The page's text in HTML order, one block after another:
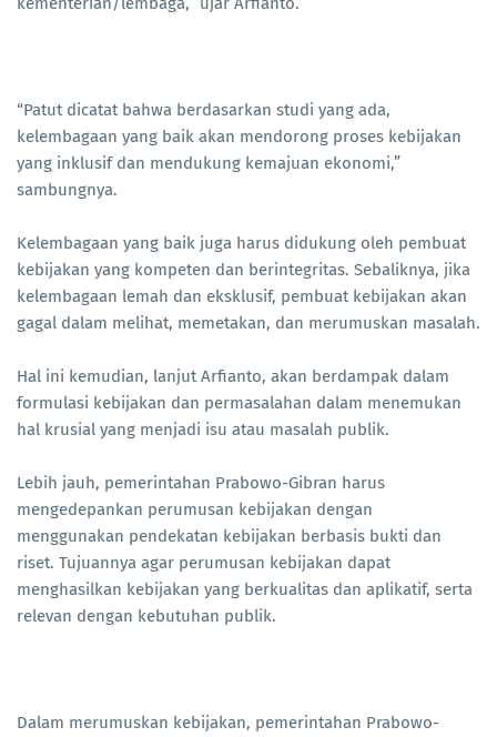
“Patut dicatat bahwa berdasarkan studi yang ada,
kelembagaan yang baik akan mendorong proses kebijakan
yang inklusif dan mendukung kemajuan ekonomi,”
sambungnya.
Kelembagaan yang baik juga harus didukung oleh pembuat
kebijakan yang kompeten dan berintegritas. Sebaliknya, jika
kelembagaan lemah dan eksklusif, pembuat kebijakan akan
gagal dalam melihat, memetakan, dan merumuskan masalah.
Hal ini kemudian, lanjut Arfianto, akan berdampak dalam
formulasi kebijakan dan permasalahan dalam menemukan
hal krusial yang menjadi isu atau masalah publik.
Lebih jauh, pemerintahan Prabowo-Gibran harus
mengedepankan perumusan kebijakan dengan
menggunakan pendekatan kebijakan berbasis bukti dan
riset. Tujuannya agar perumusan kebijakan dapat
menghasilkan kebijakan yang berkualitas dan aplikatif, serta
relevan dengan kebutuhan publik.
Dalam merumuskan kebijakan, pemerintahan Prabowo-